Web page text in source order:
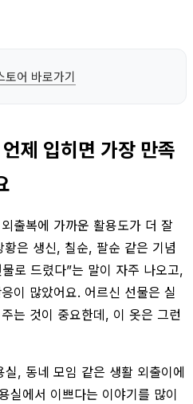
토어 바로가기
제 입히면 가장 만족
출복에 가까운 활용도가 더 잘
은 생신, 칠순, 팔순 같은 기념
로 드렸다”는 말이 자주 나오고,
이 많았어요. 어르신 선물은 실
는 것이 중요한데, 이 옷은 그런
, 동네 모임 같은 생활 외출이에
실에서 이쁘다는 이야기를 많이